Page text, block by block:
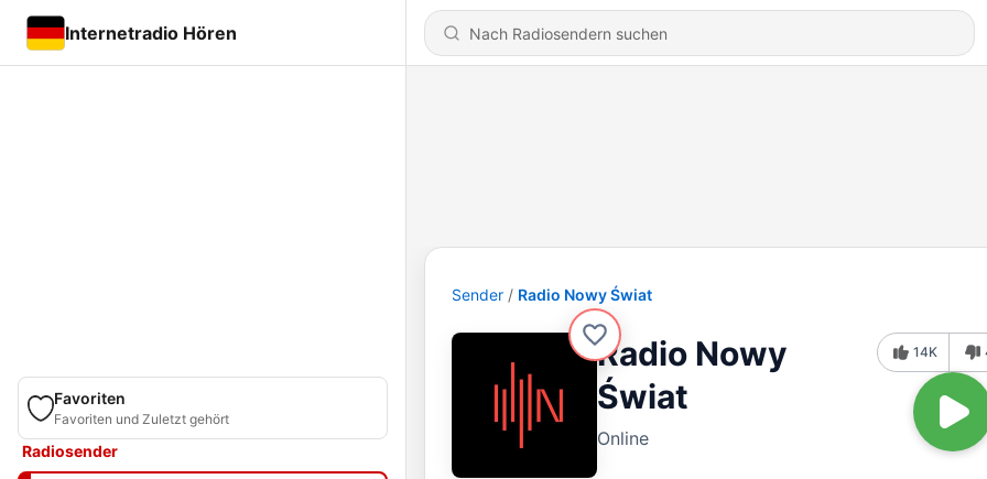
Internetradio Hören
Favoriten
Favoriten und Zuletzt gehört
Radiosender
Sender Radio Nowy Świat
Radio Nowy
Świat
Online
14K